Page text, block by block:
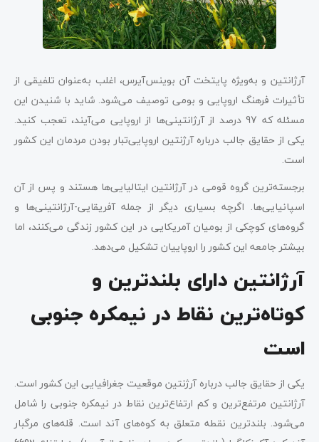
آرژانتین و به‌ویژه پایتخت آن بوینس‌آیرس، اغلب به‌عنوان تلفیقی از
تأثیرات فرهنگ اروپایی و بومی توصیف می‌شود. شاید با شنیدن این
مسئله که 97 درصد از آرژانتینی‌ها از اروپایی می‌آیند، تعجب کنید.
یکی از حقایق جالب درباره آرژنتین اروپایی‌تبار بودن مردمان این کشور
است.
برجسته‌ترین گروه قومی در آرژانتین ایتالیایی‌ها هستند و پس از آن
اسپانیایی‌ها. اگرچه بسیاری دیگر از جمله آفریقایی-آرژانتینی‌ها و
گروه‌های کوچکی از بومیان آمریکایی در این کشور زندگی می‌کنند، اما
بیشتر جامعه این کشور را اروپاییان تشکیل می‌دهد.
آرژانتین دارای بلندترین و
کوتاه‌ترین نقاط در نیمکره جنوبی
است
یکی از حقایق جالب درباره آرژنتین موقعیت جغرافیایی این کشور است.
آرژانتین مرتفع‌ترین و کم ارتفاع‌ترین نقاط در نیمکره جنوبی را شامل
می‌شود. بلندترین نقطه متعلق به کوه‌های آند است. قله‌های مرگبار